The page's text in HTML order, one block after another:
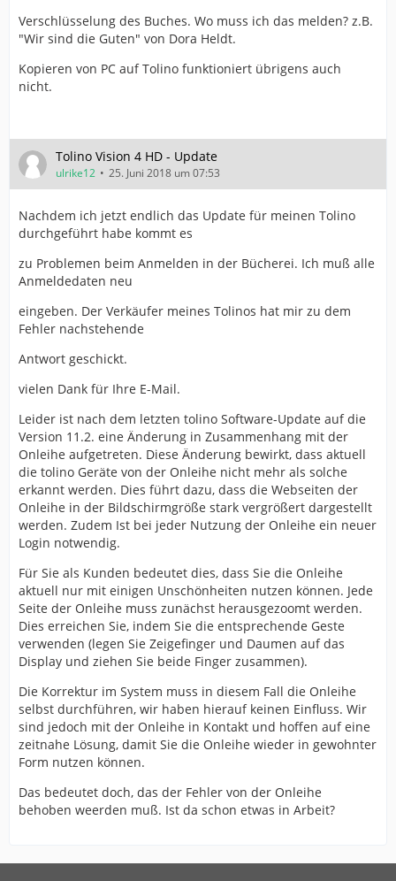
Verschlüsselung des Buches. Wo muss ich das melden? z.B.
"Wir sind die Guten" von Dora Heldt.
Kopieren von PC auf Tolino funktioniert übrigens auch
nicht.
Tolino Vision 4 HD - Update
ulrike12 25. Juni 2018 um 07:53
Nachdem ich jetzt endlich das Update für meinen Tolino
durchgeführt habe kommt es
zu Problemen beim Anmelden in der Bücherei. Ich muß alle
Anmeldedaten neu
eingeben. Der Verkäufer meines Tolinos hat mir zu dem
Fehler nachstehende
Antwort geschickt.
vielen Dank für Ihre E-Mail.
Leider ist nach dem letzten tolino Software-Update auf die
Version 11.2. eine Änderung in Zusammenhang mit der
Onleihe aufgetreten. Diese Änderung bewirkt, dass aktuell
die tolino Geräte von der Onleihe nicht mehr als solche
erkannt werden. Dies führt dazu, dass die Webseiten der
Onleihe in der Bildschirmgröße stark vergrößert dargestellt
werden. Zudem Ist bei jeder Nutzung der Onleihe ein neuer
Login notwendig.
Für Sie als Kunden bedeutet dies, dass Sie die Onleihe
aktuell nur mit einigen Unschönheiten nutzen können. Jede
Seite der Onleihe muss zunächst herausgezoomt werden.
Dies erreichen Sie, indem Sie die entsprechende Geste
verwenden (legen Sie Zeigefinger und Daumen auf das
Display und ziehen Sie beide Finger zusammen).
Die Korrektur im System muss in diesem Fall die Onleihe
selbst durchführen, wir haben hierauf keinen Einfluss. Wir
sind jedoch mit der Onleihe in Kontakt und hoffen auf eine
zeitnahe Lösung, damit Sie die Onleihe wieder in gewohnter
Form nutzen können.
Das bedeutet doch, das der Fehler von der Onleihe
behoben weerden muß. Ist da schon etwas in Arbeit?